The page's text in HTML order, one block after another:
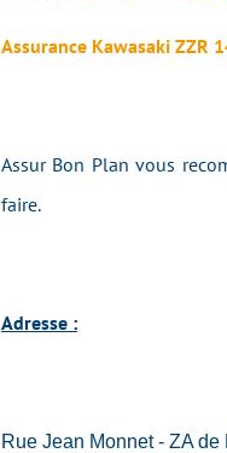
Assurance Kawasaki ZZR
Assur Bon Plan vous
faire.
Adresse :
Rue Jean Monnet - ZA